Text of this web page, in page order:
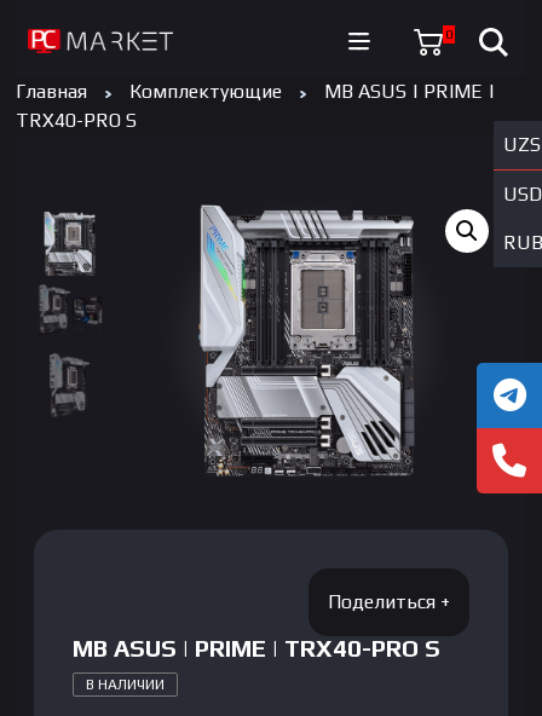
0
UZS
USD
RUB
Главная Комплектующие
MB ASUS | PRIME |
TRX40-PRO S
MB ASUS | PRIME | TRX40-PRO S
В НАЛИЧИИ